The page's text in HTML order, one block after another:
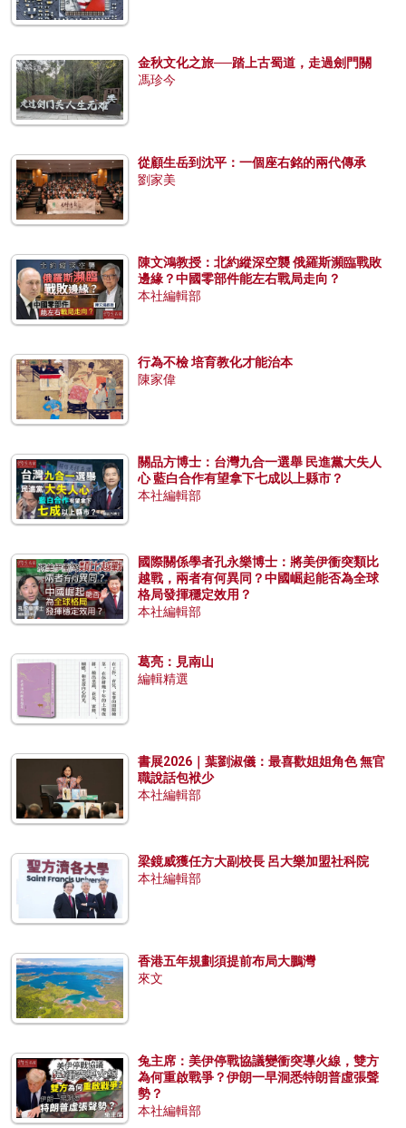
金秋文化之旅──踏上古蜀道，走過劍門關
馮珍今
從顧生岳到沈平：一個座右銘的兩代傳承
劉家美
陳文鴻教授：北約縱深空襲 俄羅斯瀕臨戰敗
邊緣？中國零部件能左右戰局走向？
本社編輯部
行為不檢 培育教化才能治本
陳家偉
關品方博士：台灣九合一選舉 民進黨大失人
心 藍白合作有望拿下七成以上縣市？
本社編輯部
國際關係學者孔永樂博士：將美伊衝突類比
越戰，兩者有何異同？中國崛起能否為全球
格局發揮穩定效用？
本社編輯部
葛亮：見南山
編輯精選
書展2026｜葉劉淑儀：最喜歡姐姐角色 無官
職說話包袱少
本社編輯部
梁鏡威獲任方大副校長 呂大樂加盟社科院
本社編輯部
香港五年規劃須提前布局大鵬灣
來文
兔主席：美伊停戰協議變衝突導火線，雙方
為何重啟戰爭？伊朗一早洞悉特朗普虛張聲
勢？
本社編輯部